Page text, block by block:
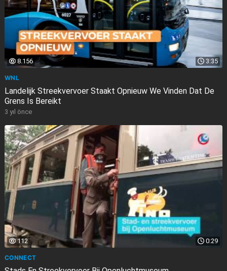
3:35
8.156
WNL
Landelijk Streekvervoer Staakt Opnieuw We Vinden Dat De
Grens Is Bereikt
3 yıl önce
0:29
112
CONNECT